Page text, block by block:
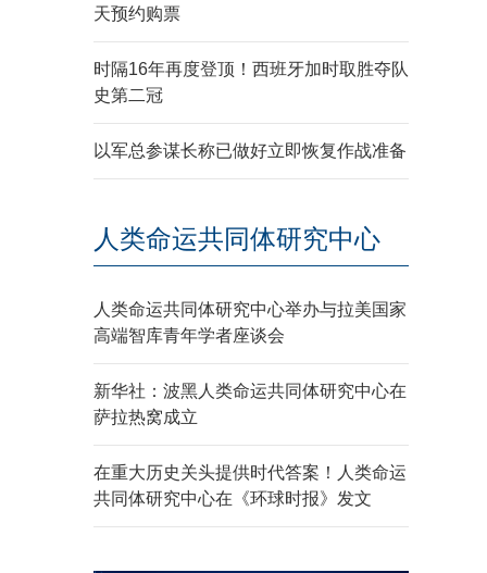
天预约购票
时隔16年再度登顶！西班牙加时取胜夺队
史第二冠
以军总参谋长称已做好立即恢复作战准备
人类命运共同体研究中心
人类命运共同体研究中心举办与拉美国家
高端智库青年学者座谈会
新华社：波黑人类命运共同体研究中心在
萨拉热窝成立
在重大历史关头提供时代答案！人类命运
共同体研究中心在《环球时报》发文